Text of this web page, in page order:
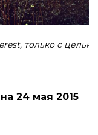
только с целью
24 мая 2015